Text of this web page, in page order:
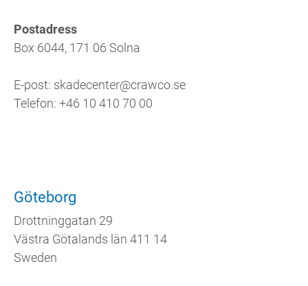
Postadress
Box 6044, 171 06 Solna
E-post: skadecenter@crawco.se
Telefon: +46 10 410 70 00
Göteborg
Drottninggatan 29
Västra Götalands län 411 14
Sweden